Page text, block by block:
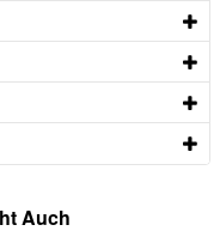
Auch